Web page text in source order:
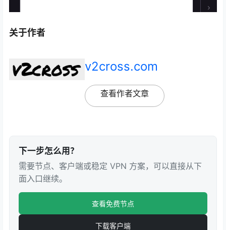
关于作者
v2cross.com
查看作者文章
下一步怎么用？
需要节点、客户端或稳定 VPN 方案，可以直接从下
面入口继续。
查看免费节点
下载客户端